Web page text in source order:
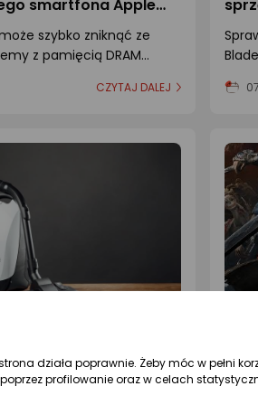
smartfona Apple
szybko zniknąć ze
z pamięcią DRAM
może też mocnoCZYTAJ DALEJ
i odkurzacza, który nie
działa poprawnie. Żeby móc w pełni
profilowanie oraz w celach